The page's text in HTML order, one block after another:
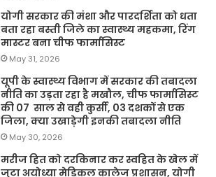
योगी सरकार की मंशा और पारदर्शिता को धता
बता रहा बस्ती जिले का स्वास्थ्य महकमा, रिंग
मास्टर बना चीफ फार्मासिस्ट
May 31, 2026
यूपी के स्वास्थ्य विभाग में सरकार की तबादला
नीति का उड़ता रहा है मखौल, चीफ फार्मासिस्ट
की 07 साल से वही कुर्सी, 03 दशकों से एक
जिला, क्या उखाड़ेगी इनकी तबादला नीति
May 30, 2026
मरीज हित को दरकिनार कर स्वहित के खेल में
जुटा अयोध्या मेडिकल कालेज प्रशासन, योगी